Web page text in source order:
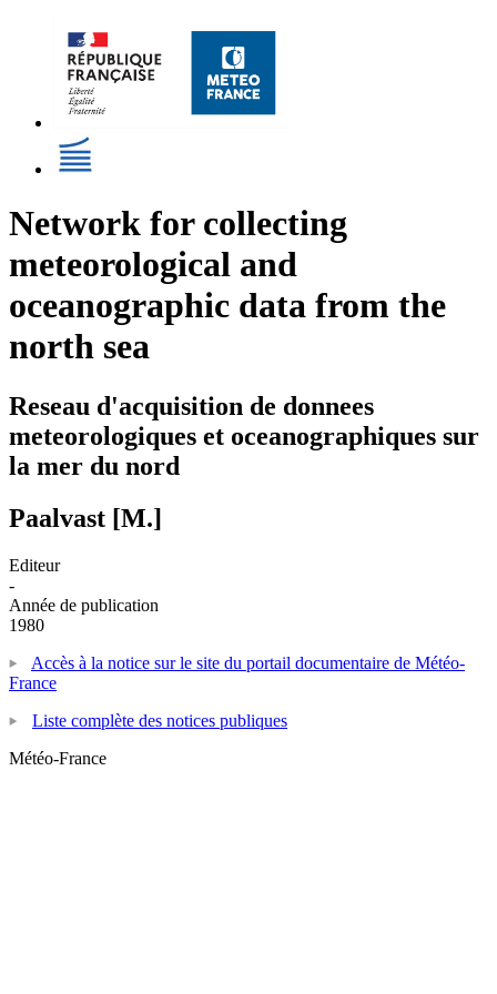
Network for collecting
meteorological and
oceanographic data from the
north sea
Reseau d'acquisition de donnees
meteorologiques et oceanographiques sur
la mer du nord
Paalvast [M.]
Editeur
-
Année de publication
1980
Accès à la notice sur le site du portail documentaire de Météo-
France
Liste complète des notices publiques
Météo-France